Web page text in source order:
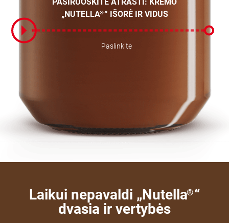
„NUTELLA®“ IŠORĖ IR VIDUS
Paslinkite
Paslinkite
Laikui nepavaldi „Nutella®“
dvasia ir vertybės